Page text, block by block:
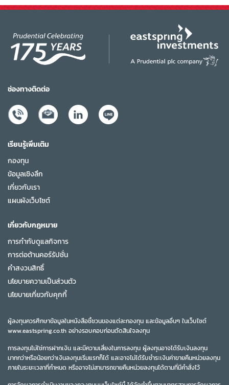
ช่องทางติดต่อ
เรียนรู้เพิ่มเติม
กองทุน
ข้อมูลเชิงลึก
เกี่ยวกับเรา
แผนผังเว็บไซต์
เกี่ยวกับกฎหมาย
การกำกับดูแลกิจการ
การต่อต้านคอร์รัปชั่น
คำสงวนสิทธิ์
นโยบายความเป็นส่วนตัว
นโยบายเกี่ยวกับคุกกี้
ผู้ลงทุนควรศึกษาข้อมูลในหนังสือชี้ชวนของแต่ละกองทุน และข้อมูลอื่นๆ ในเว็บไซต์
www.eastspring.co.th อย่างรอบคอบก่อนตัดสินใจลงทุน
การลงทุนไม่ใช่การฝากเงิน และมีความเสี่ยงในการลงทุน ผู้ลงทุนอาจได้รับเงินลงทุน
มากกว่าหรือน้อยกว่าเงินลงทุนเริ่มแรกก็ได้ และอาจไม่ได้รับชำระเงินค่าขายคืนหน่วยลงทุน
ภายในระยะเวลาที่กำหนด หรืออาจไม่สามารถขายคืนหน่วยลงทุนได้ตามที่มีคำสั่งไว้